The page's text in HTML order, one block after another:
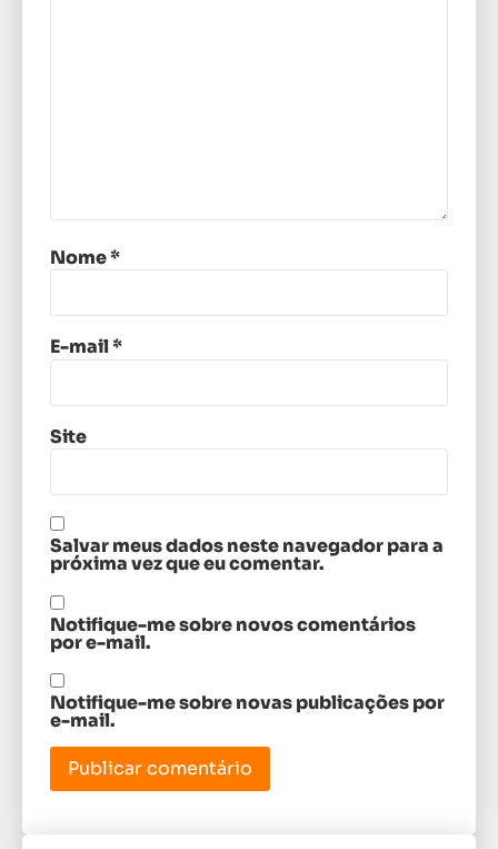
Nome*
E-mail*
Site
Salvar meus dados neste navegador para a
próxima vez que eu comentar.
Notifique-me sobre novos comentários
por e-mail.
Notifique-me sobre novas publicações por
e-mail.